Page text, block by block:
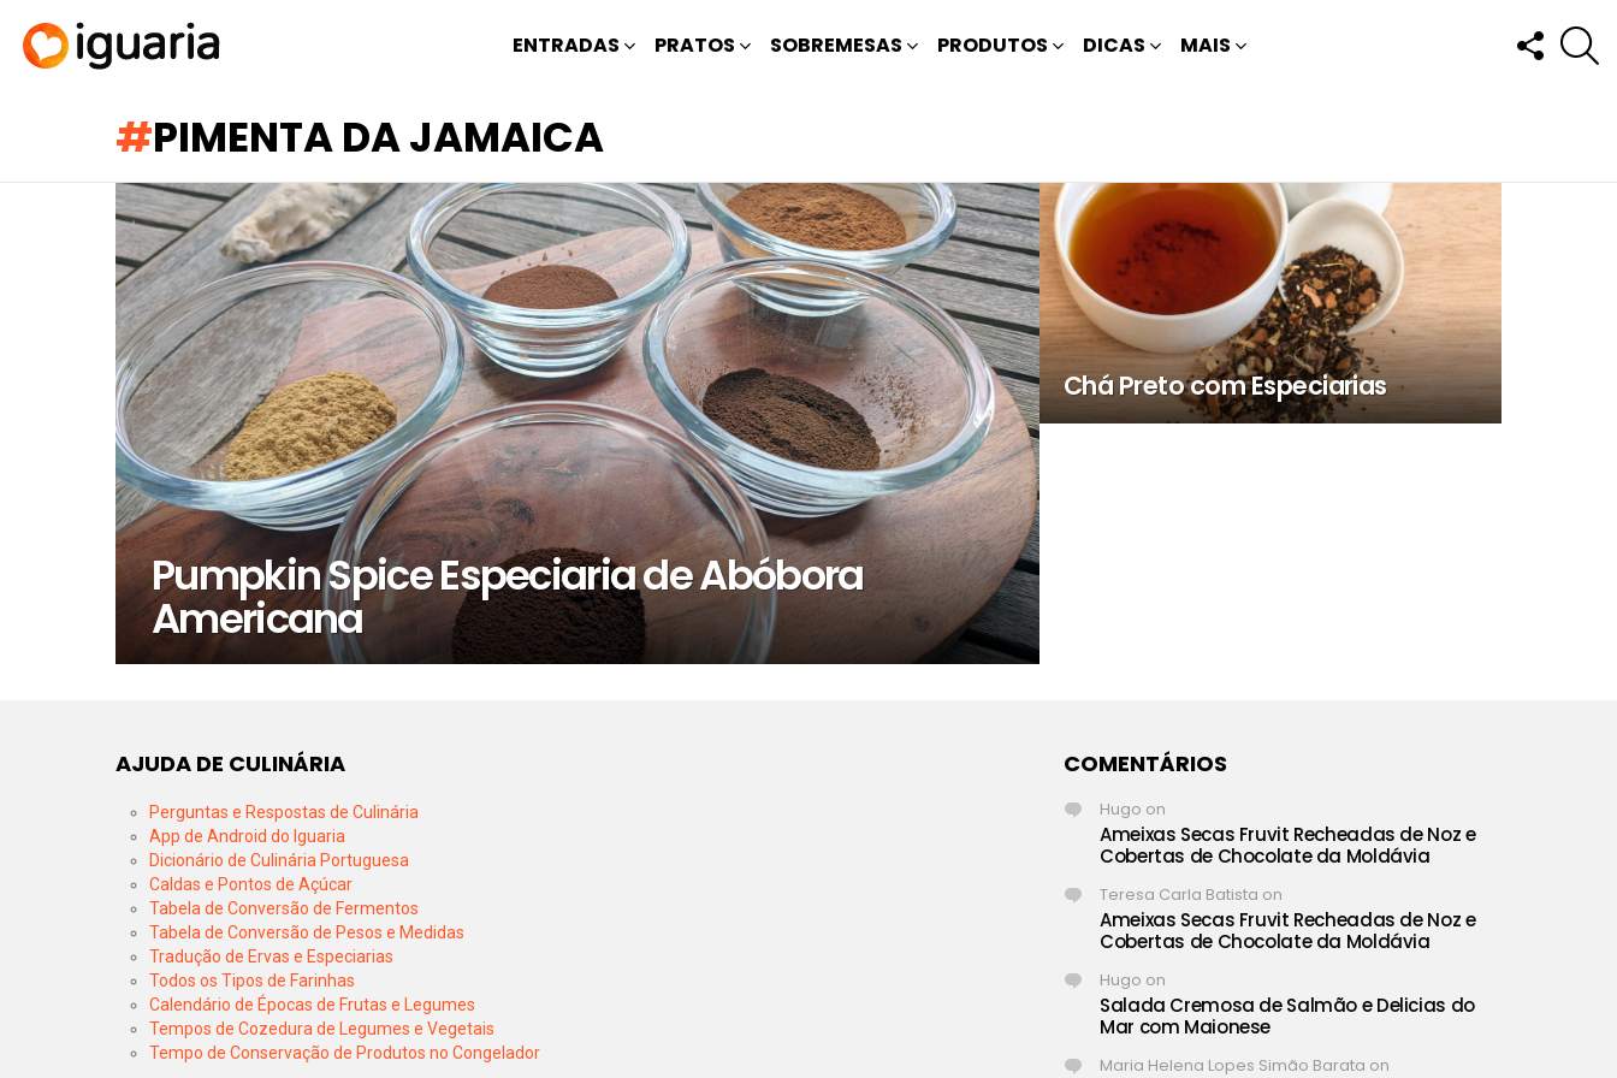
ENTRADAS PRATOS SOBREMESAS PRODUTOS DICAS MAIS
FOLLOW
US
PIMENTA DA JAMAICA
RECOMENDADOS
Pumpkin Spice Especiaria de Abóbora
Americana
Chá Preto com Especiarias
AJUDA DE CULINÁRIA
Perguntas e Respostas de Culinária
App de Android do Iguaria
Dicionário de Culinária Portuguesa
Caldas e Pontos de Açúcar
Tabela de Conversão de Fermentos
Tabela de Conversão de Pesos e Medidas
Tradução de Ervas e Especiarias
Todos os Tipos de Farinhas
Calendário de Épocas de Frutas e Legumes
Tempos de Cozedura de Legumes e Vegetais
Tempo de Conservação de Produtos no Congelador
COMENTÁRIOS
Hugo on
Ameixas Secas Fruvit Recheadas de Noz e
Cobertas de Chocolate da Moldávia
Teresa Carla Batista on
Ameixas Secas Fruvit Recheadas de Noz e
Cobertas de Chocolate da Moldávia
Hugo on
Salada Cremosa de Salmão e Delicias do
Mar com Maionese
Maria Helena Lopes Simão Barata on